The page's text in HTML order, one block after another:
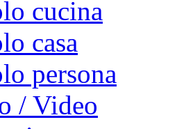
cucina
casa
persona
/ Video